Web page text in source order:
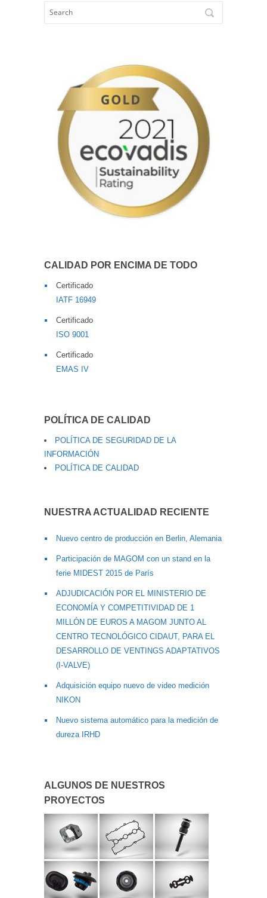
CALIDAD POR ENCIMA DE TODO
Certificado
IATF 16949
Certificado
ISO 9001
Certificado
EMAS IV
POLÍTICA DE CALIDAD
POLÍTICA DE SEGURIDAD DE LA
INFORMACIÓN
POLÍTICA DE CALIDAD
NUESTRA ACTUALIDAD RECIENTE
Nuevo centro de producción en Berlin, Alemania
Participación de MAGOM con un stand en la
ferie MIDEST 2015 de París
ADJUDICACIÓN POR EL MINISTERIO DE
ECONOMÍA Y COMPETITIVIDAD DE 1
MILLÓN DE EUROS A MAGOM JUNTO AL
CENTRO TECNOLÓGICO CIDAUT, PARA EL
DESARROLLO DE VENTINGS ADAPTATIVOS
(I-VALVE)
Adquisición equipo nuevo de video medición
NIKON
Nuevo sistema automático para la medición de
dureza IRHD
ALGUNOS DE NUESTROS
PROYECTOS